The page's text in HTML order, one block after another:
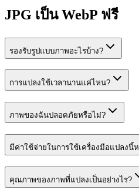
JPG เป็น WebP ฟรี
รองรับรูปแบบภาพอะไรบ้าง?
การแปลงใช้เวลานานแค่ไหน?
ภาพของฉันปลอดภัยหรือไม่?
มีค่าใช้จ่ายในการใช้เครื่องมือแปลงนี้
คุณภาพของภาพที่แปลงเป็นอย่างไร?